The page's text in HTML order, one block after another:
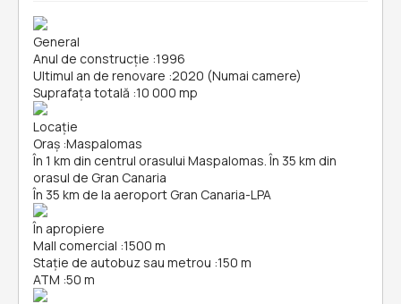
General
Anul de construcție :1996
Ultimul an de renovare :2020 (Numai camere)
Suprafața totală :10 000 mp
Locație
Oraș :Maspalomas
În 1 km din centrul orasului Maspalomas. În 35 km din
orasul de Gran Canaria
În 35 km de la aeroport Gran Canaria-LPA
În apropiere
Mall comercial :1500 m
Stație de autobuz sau metrou :150 m
ATM :50 m